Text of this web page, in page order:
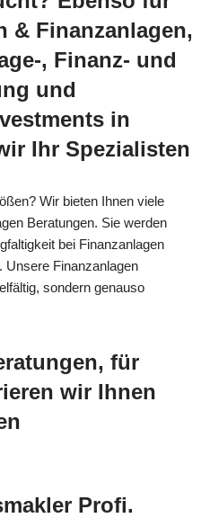
& Finanzanlagen,
, Finanz- und
und
in
Ihr Spezialisten
Wir bieten Ihnen viele
Beratungen. Sie werden
bei Finanzanlagen
Unsere Finanzanlagen
sondern genauso
für
wir Ihnen
Profi.